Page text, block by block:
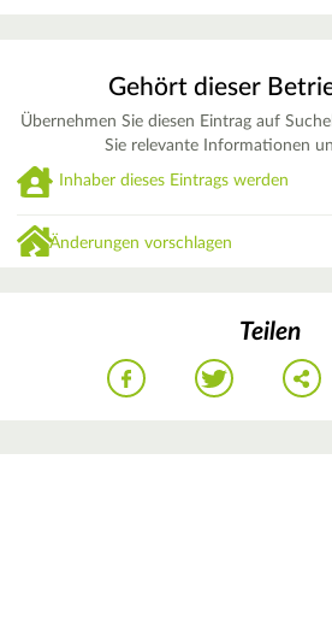
Gehört dieser
Übernehmen Sie diesen Eintrag auf
Sie relevante Informationen
Inhaber dieses Eintrags werden
Änderungen vorschlagen
Teilen